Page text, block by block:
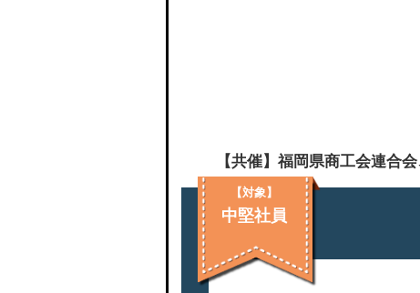
【共催】福岡県商工会連合
【対象】
中堅社員